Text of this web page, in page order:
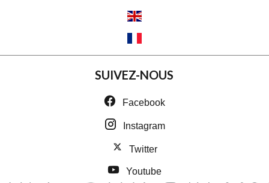
SUIVEZ-NOUS
Facebook
Instagram
Twitter
Youtube